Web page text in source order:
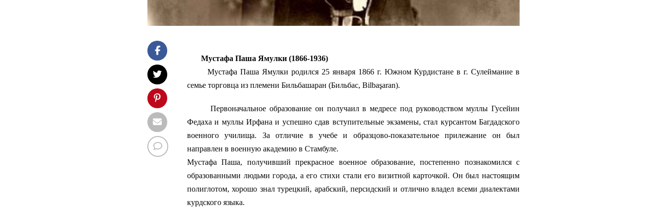
Мустафа Паша Ямулки (1866-1936)
Мустафа Паша Ямулки родился 25 января 1866 г. Южном Курдистане в г. Сулеймание в
семье торговца из племени Бильбашаран (Бильбас, Bilbaşaran).
Первоначальное образование он получаил в медресе под руководством муллы Гусейин
Федаха и муллы Ирфана и успешно сдав вступительные экзамены, стал курсантом Багдадского
военного училища. За отличие в учебе и образцово-показательное прилежание он был
направлен в военную академию в Стамбуле.
Мустафа Паша, получивший прекрасное военное образование, постепенно познакомился с
образованными людьми города, а его стихи стали его визитной карточкой. Он был настоящим
полиглотом, хорошо знал турецкий, арабский, персидский и отлично владел всеми диалектами
курдского языка.